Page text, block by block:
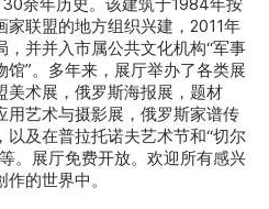
余年历史。该建筑于1984年按
联盟的地方组织兴建，2011年
并并入市属公共文化机构“军事
”。多年来，展厅举办了各类展
美术展，俄罗斯海报展，题材
用艺术与摄影展，俄罗斯家谱传
及在普拉托诺夫艺术节和“切尔
。展厅免费开放。欢迎所有感兴
的世界中。